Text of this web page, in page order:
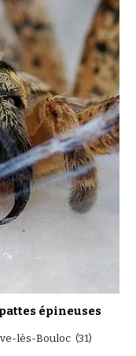
épineuses
lès-Bouloc (31)